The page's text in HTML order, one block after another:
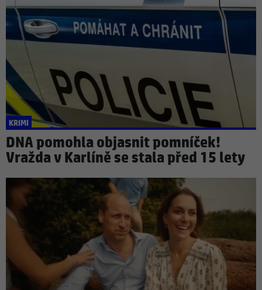
KRIMI
DNA pomohla objasnit pomníček!
Vražda v Karlíně se stala před 15 lety